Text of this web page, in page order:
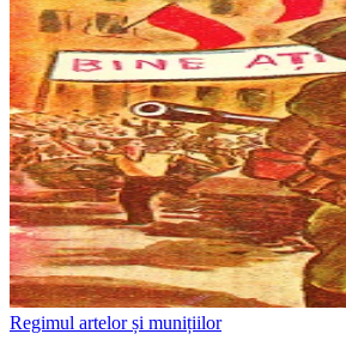
Regimul artelor și munițiilor